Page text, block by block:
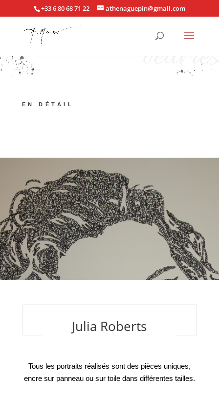
+33 6 80 68 71 22 athenaguepin@gmail.com
oeuvres
EN DÉTAIL
Julia Roberts
Tous les portraits réalisés sont des pièces uniques,
encre sur panneau ou sur toile dans différentes tailles.